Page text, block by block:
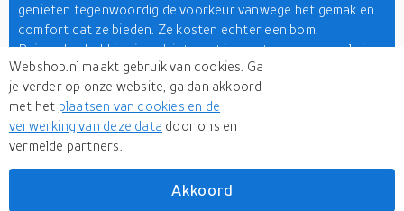
genieten tegenwoordig de voorkeur vanwege het gemak en
comfort dat ze bieden. Ze kosten echter een bom.
Ruisonderdrukking is ook iets wat je moet overwegen als je
de beste luisterervaring wilt hebben. Als je online winkelt, ga
dan voor een merktoestel om het beste van twee werelden
te krijgen. Onzezoekmachine voor detailhandel
aankoop beperken zoals jij dat wilt. Tips en trucs op deze
pagina en meerdere varianten op ons platform kunnen je
winkelrit tot een naadloze ervaring maken. Kijk nu en zie
interessante producten die je winkelwagentje waard zijn.
Webshop.nl maakt gebruik van cookies. Ga
je verder op onze website, ga dan akkoord
met het plaatsen van cookies en de
verwerking van deze data door ons en
vermelde partners.
Akkoord